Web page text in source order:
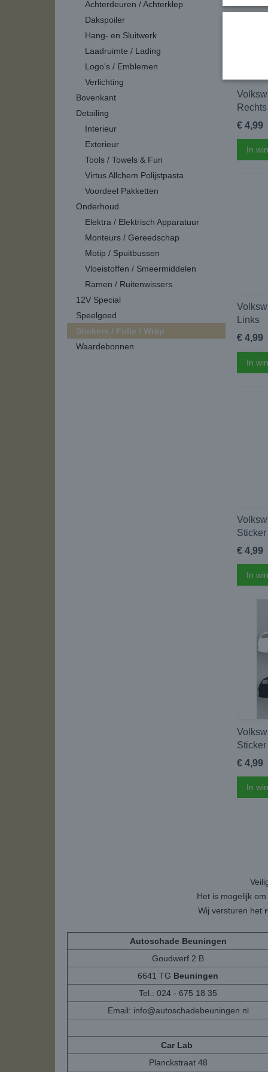
Achterdeuren / Achterklep
Dakspoiler
Hang- en Sluitwerk
Laadruimte / Lading
Logo's / Emblemen
Verlichting
Bovenkant
Detailing
Interieur
Exterieur
Tools / Towels & Fun
Virtus Allchem Polijstpasta
Voordeel Pakketten
Onderhoud
Elektra / Elektrisch Apparatuur
Monteurs / Gereedschap
Motip / Spuitbussen
Vloeistoffen / Smeermiddelen
Ramen / Ruitenwissers
12V Special
Speelgoed
Stickers / Folie / Wrap
Waardebonnen
Rechts
€ 4,99
In
Links
€ 4,99
In
€ 4,99
In
€ 4,99
In
Het is mogelijk
Wij versturen het
Autoschade Beuningen
Goudwerf 2 B
6641 TG Beuningen
Tel.: 024 - 675 18 35
Email: info@autoschadebeuningen.nl
Car Lab
Planckstraat 48